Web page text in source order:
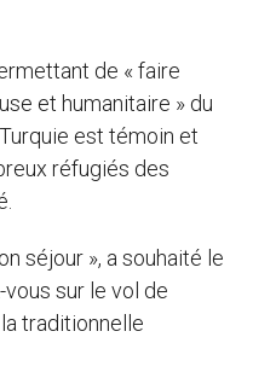
de « faire
et humanitaire » du
est témoin et
réfugiés des
séjour », a souhaité le
sur le vol de
traditionnelle